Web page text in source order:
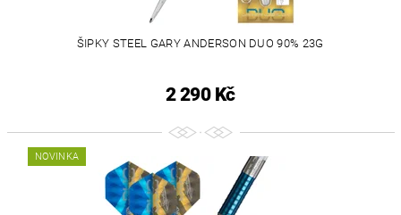
ŠIPKY STEEL GARY ANDERSON DUO 90% 23G
2 290 Kč
NOVINKA